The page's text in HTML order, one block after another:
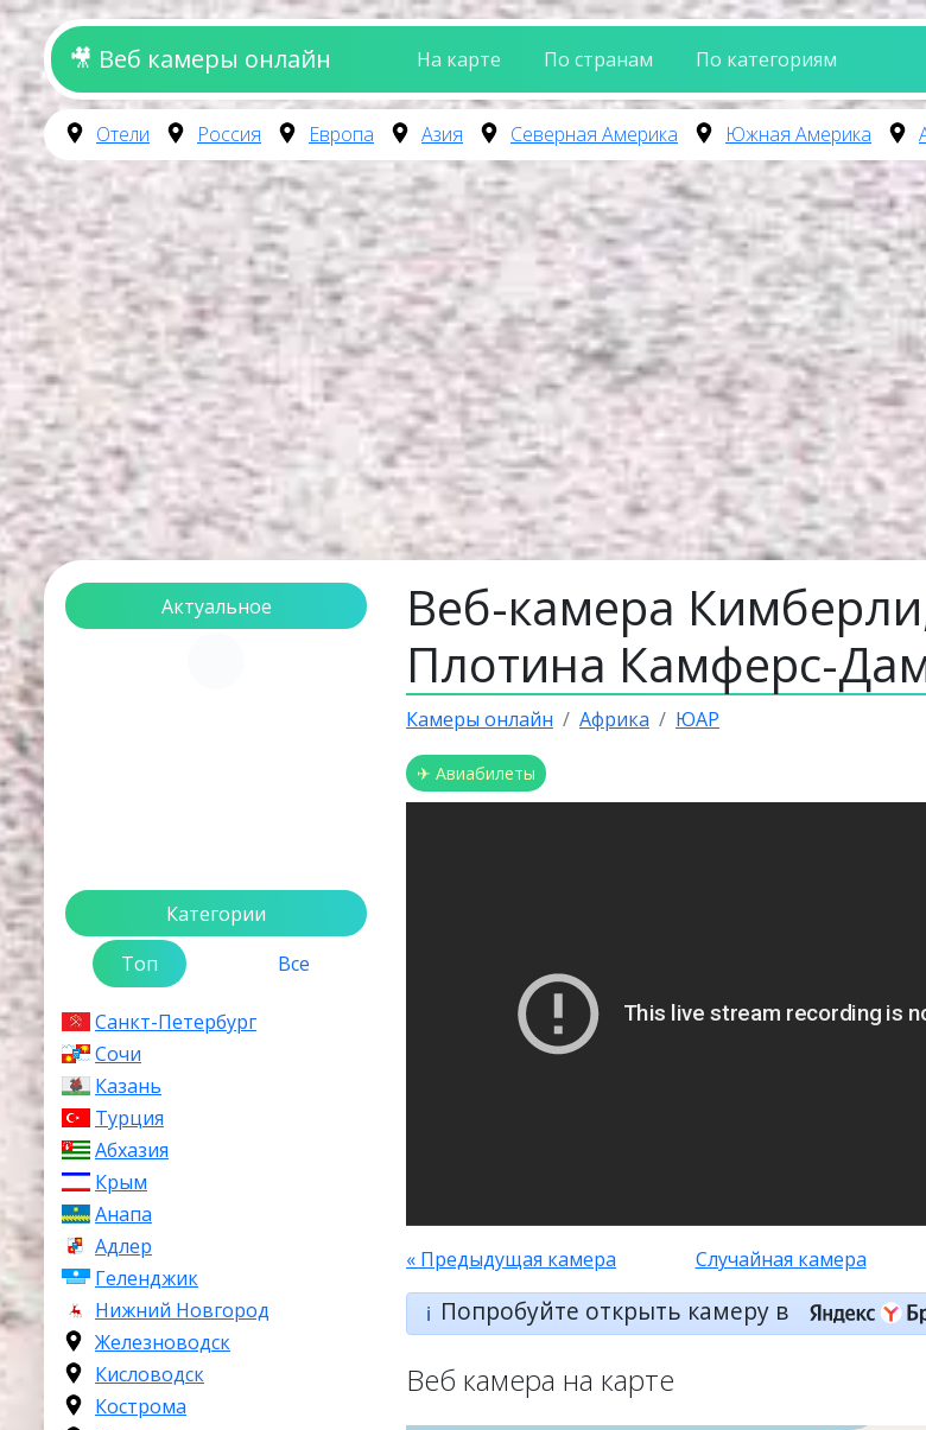
🎥 Веб камеры онлайн На карте По странам По категориям
Отели Россия Европа Азия Северная Америка Южная Америка
Актуальное
Категории
Топ
Все
Санкт-Петербург
Сочи
Казань
Турция
Абхазия
Крым
Анапа
Адлер
Геленджик
Нижний Новгород
Железноводск
Кисловодск
Кострома
Веб-камера
Плотина Камферс-
Камеры онлайн Африка ЮАР
✈ Авиабилеты
« Предыдущая камера Случайная камера
ℹ️ Попробуйте открыть камеру в
Веб камера на карте